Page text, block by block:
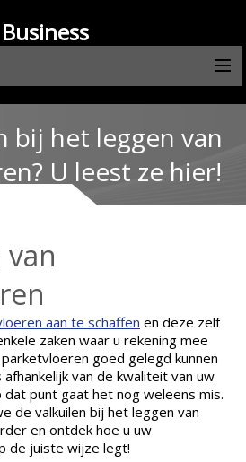
Business
bij het leggen van
U leest ze hier!
aan te schaffen en deze zelf
zaken waar u rekening mee
goed gelegd kunnen
van de kwaliteit van uw
punt gaat het nog weleens mis.
de valkuilen bij het leggen van
en ontdek hoe u uw
de juiste wijze legt!